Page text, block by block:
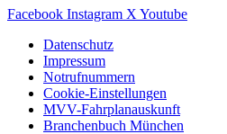
Facebook Instagram X Youtube
Datenschutz
Impressum
Notrufnummern
Cookie-Einstellungen
MVV-Fahrplanauskunft
Branchenbuch München